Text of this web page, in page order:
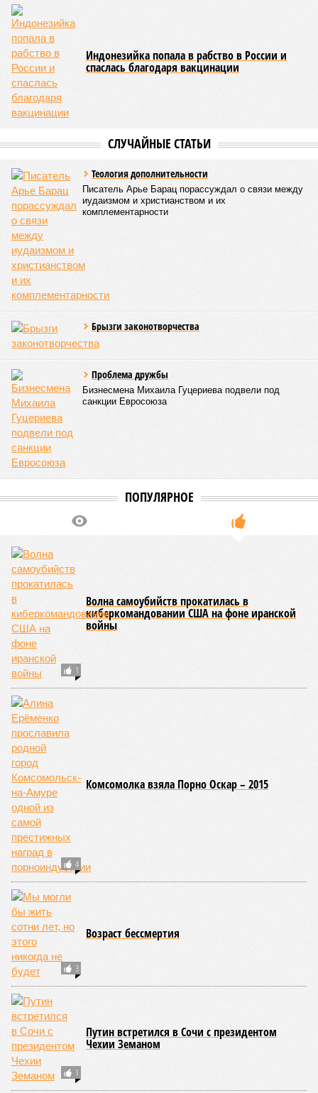
Индонезийка попала в рабство в России и
спаслась благодаря вакцинации
СЛУЧАЙНЫЕ СТАТЬИ
Теология дополнительности
Писатель Арье Барац порассуждал о связи между
иудаизмом и христианством и их
комплементарности
Брызги законотворчества
Проблема дружбы
Бизнесмена Михаила Гуцериева подвели под
санкции Евросоюза
ПОПУЛЯРНОЕ
1
Волна самоубийств прокатилась в
киберкомандовании США на фоне иранской
войны
4
Комсомолка взяла Порно Оскар – 2015
3
Возраст бессмертия
1
Путин встретился в Сочи с президентом
Чехии Земаном